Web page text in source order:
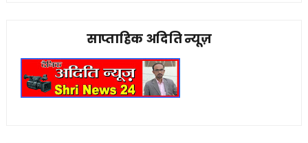
साप्ताहिक अदिति न्यूज़